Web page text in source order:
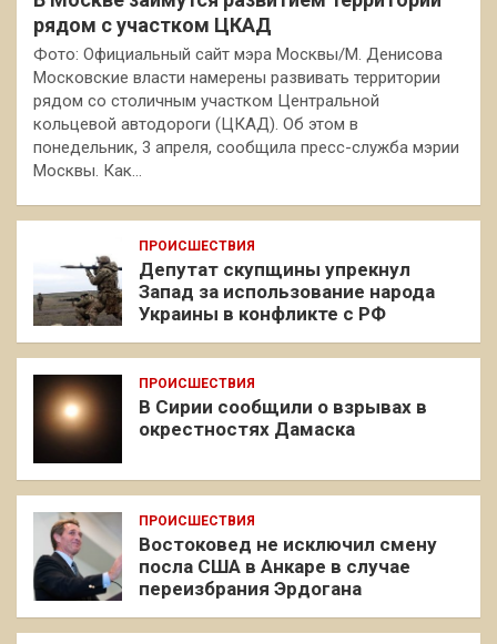
рядом с участком ЦКАД
Фото: Официальный сайт мэра Москвы/М. Денисова
Московские власти намерены развивать территории
рядом со столичным участком Центральной
кольцевой автодороги (ЦКАД). Об этом в
понедельник, 3 апреля, сообщила пресс-служба мэрии
Москвы. Как…
ПРОИСШЕСТВИЯ
Депутат скупщины упрекнул
Запад за использование народа
Украины в конфликте с РФ
ПРОИСШЕСТВИЯ
В Сирии сообщили о взрывах в
окрестностях Дамаска
ПРОИСШЕСТВИЯ
Востоковед не исключил смену
посла США в Анкаре в случае
переизбрания Эрдогана